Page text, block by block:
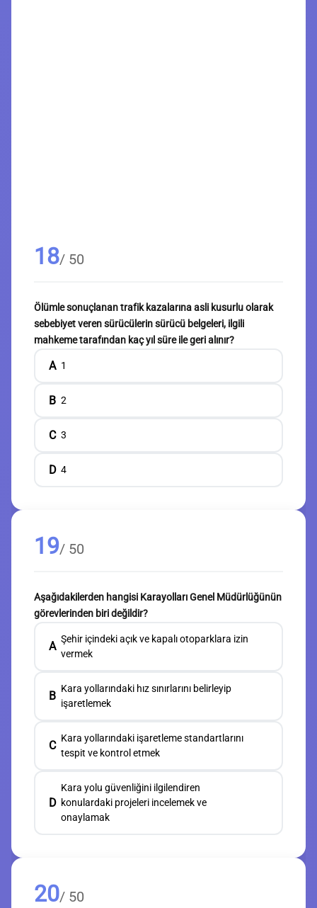
18/ 50
Ölümle sonuçlanan trafik kazalarına asli kusurlu olarak
sebebiyet veren sürücülerin sürücü belgeleri, ilgili
mahkeme tarafından kaç yıl süre ile geri alınır?
A 1
B 2
C 3
D 4
19/ 50
Aşağıdakilerden hangisi Karayolları Genel Müdürlüğünün
görevlerinden biri değildir?
A
Şehir içindeki açık ve kapalı otoparklara izin
vermek
B
Kara yollarındaki hız sınırlarını belirleyip
işaretlemek
C
Kara yollarındaki işaretleme standartlarını
tespit ve kontrol etmek
D
Kara yolu güvenliğini ilgilendiren
konulardaki projeleri incelemek ve
onaylamak
20/ 50